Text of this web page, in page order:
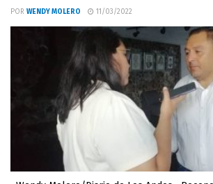
POR WENDY MOLERO 11/03/2022